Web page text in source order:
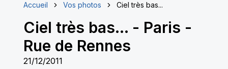
Accueil Vos photos Ciel très bas...
Ciel très bas... - Paris -
Rue de Rennes
21/12/2011